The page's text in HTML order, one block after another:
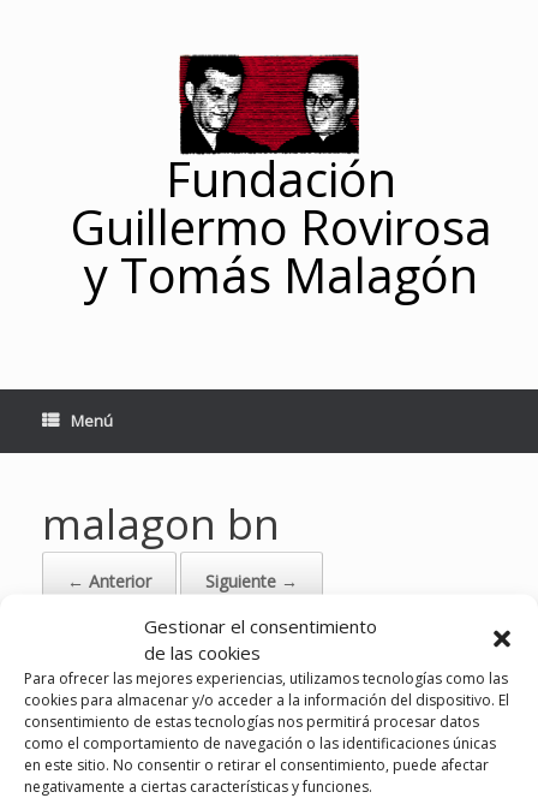
Gestionar el consentimiento
de las cookies
Para ofrecer las mejores experiencias, utilizamos tecnologías como las
cookies para almacenar y/o acceder a la información del dispositivo. El
consentimiento de estas tecnologías nos permitirá procesar datos
como el comportamiento de navegación o las identificaciones únicas
en este sitio. No consentir o retirar el consentimiento, puede afectar
negativamente a ciertas características y funciones.
Fundación
Guillermo Rovirosa
y Tomás Malagón
Menú
malagon bn
← Anterior Siguiente →